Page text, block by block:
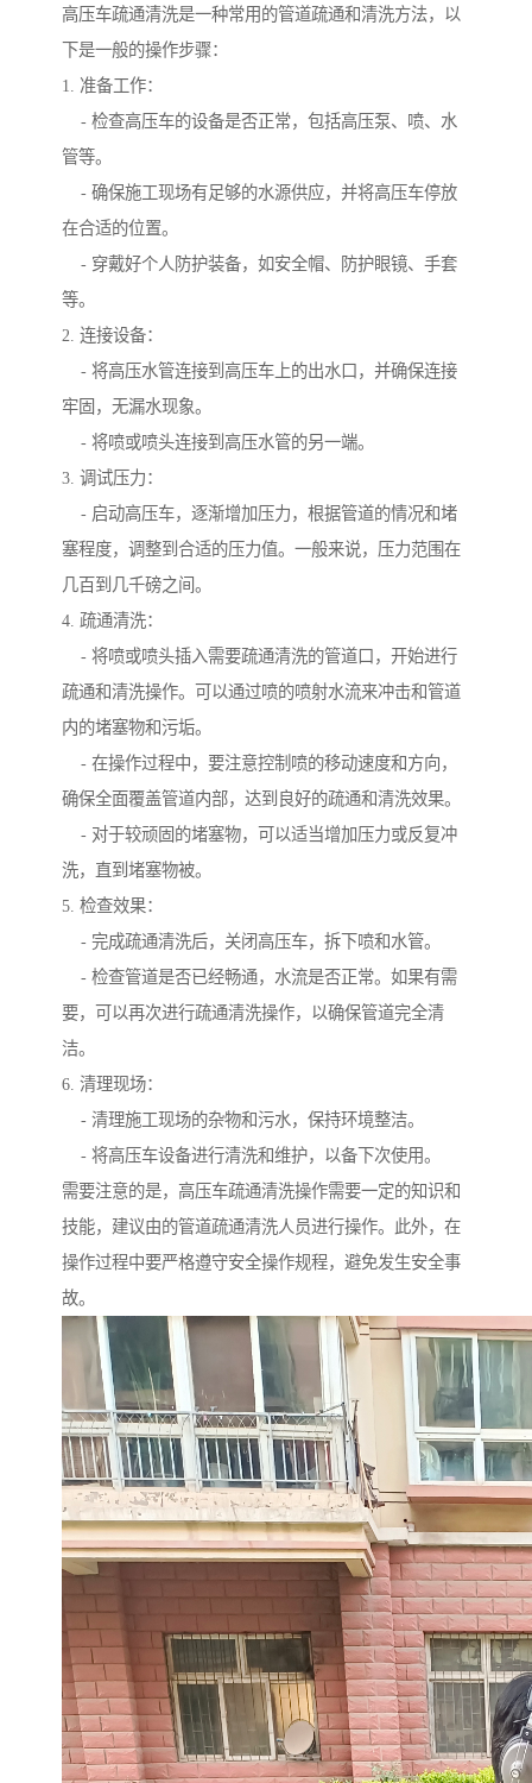
高压车疏通清洗是一种常用的管道疏通和清洗方法，以
下是一般的操作步骤：
1. 准备工作：
- 检查高压车的设备是否正常，包括高压泵、喷、水
管等。
- 确保施工现场有足够的水源供应，并将高压车停放
在合适的位置。
- 穿戴好个人防护装备，如安全帽、防护眼镜、手套
等。
2. 连接设备：
- 将高压水管连接到高压车上的出水口，并确保连接
牢固，无漏水现象。
- 将喷或喷头连接到高压水管的另一端。
3. 调试压力：
- 启动高压车，逐渐增加压力，根据管道的情况和堵
塞程度，调整到合适的压力值。一般来说，压力范围在
几百到几千磅之间。
4. 疏通清洗：
- 将喷或喷头插入需要疏通清洗的管道口，开始进行
疏通和清洗操作。可以通过喷的喷射水流来冲击和管道
内的堵塞物和污垢。
- 在操作过程中，要注意控制喷的移动速度和方向，
确保全面覆盖管道内部，达到良好的疏通和清洗效果。
- 对于较顽固的堵塞物，可以适当增加压力或反复冲
洗，直到堵塞物被。
5. 检查效果：
- 完成疏通清洗后，关闭高压车，拆下喷和水管。
- 检查管道是否已经畅通，水流是否正常。如果有需
要，可以再次进行疏通清洗操作，以确保管道完全清
洁。
6. 清理现场：
- 清理施工现场的杂物和污水，保持环境整洁。
- 将高压车设备进行清洗和维护，以备下次使用。
需要注意的是，高压车疏通清洗操作需要一定的知识和
技能，建议由的管道疏通清洗人员进行操作。此外，在
操作过程中要严格遵守安全操作规程，避免发生安全事
故。